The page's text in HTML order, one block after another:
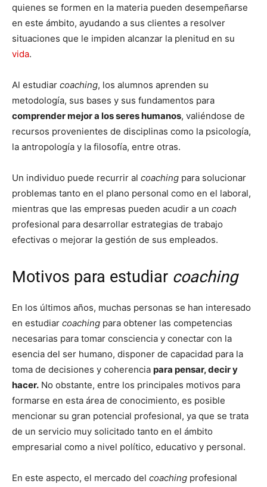
quienes se formen en la materia pueden desempeñarse
en este ámbito, ayudando a sus clientes a resolver
situaciones que le impiden alcanzar la plenitud en su
vida.
Al estudiar coaching, los alumnos aprenden su
metodología, sus bases y sus fundamentos para
comprender mejor a los seres humanos, valiéndose de
recursos provenientes de disciplinas como la psicología,
la antropología y la filosofía, entre otras.
Un individuo puede recurrir al coaching para solucionar
problemas tanto en el plano personal como en el laboral,
mientras que las empresas pueden acudir a un coach
profesional para desarrollar estrategias de trabajo
efectivas o mejorar la gestión de sus empleados.
Motivos para estudiar coaching
En los últimos años, muchas personas se han interesado
en estudiar coaching para obtener las competencias
necesarias para tomar consciencia y conectar con la
esencia del ser humano, disponer de capacidad para la
toma de decisiones y coherencia para pensar, decir y
hacer. No obstante, entre los principales motivos para
formarse en esta área de conocimiento, es posible
mencionar su gran potencial profesional, ya que se trata
de un servicio muy solicitado tanto en el ámbito
empresarial como a nivel político, educativo y personal.
En este aspecto, el mercado del coaching profesional